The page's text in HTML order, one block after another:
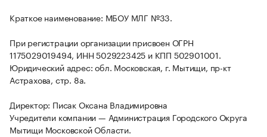
Краткое наименование: МБОУ МЛГ №33.
При регистрации организации присвоен ОГРН
1175029019494, ИНН 5029223425 и КПП 502901001.
Юридический адрес: обл. Московская, г. Мытищи, пр-кт
Астрахова, стр. 8а.
Директор: Писак Оксана Владимировна
Учредители компании — Администрация Городского Округа
Мытищи Московской Области.